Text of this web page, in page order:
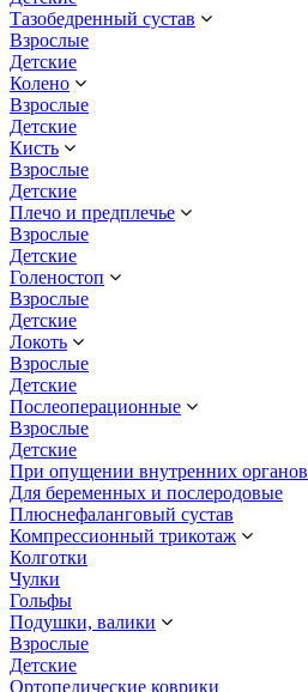
Тазобедренный сустав
Взрослые
Детские
Колено
Взрослые
Детские
Кисть
Взрослые
Детские
Плечо и предплечье
Взрослые
Детские
Голеностоп
Взрослые
Детские
Локоть
Взрослые
Детские
Послеоперационные
Взрослые
Детские
При опущении внутренних органов
Для беременных и послеродовые
Плюснефаланговый сустав
Компрессионный трикотаж
Колготки
Чулки
Гольфы
Подушки, валики
Взрослые
Детские
Ортопедические коврики